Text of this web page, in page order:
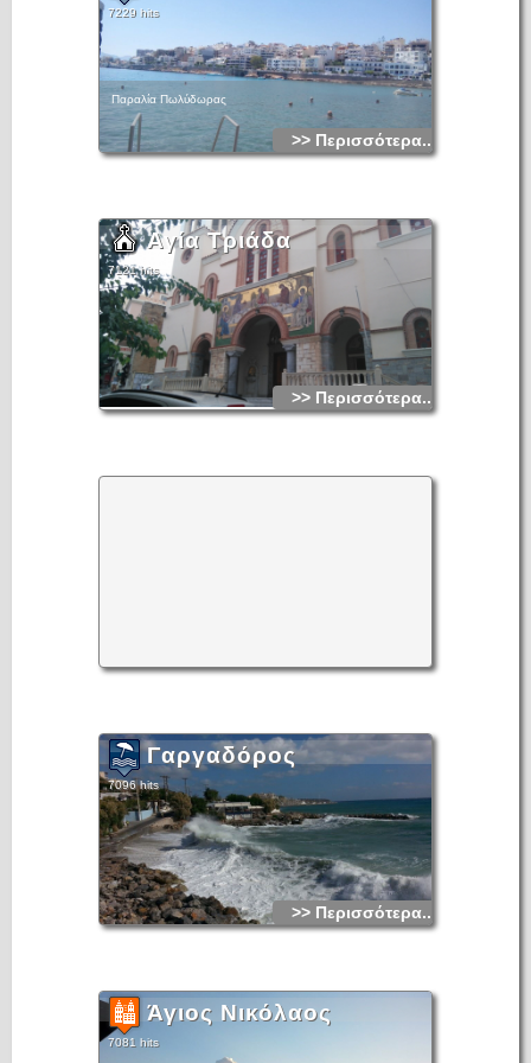
7229 hits
Παραλία Πωλύδωρας
>> Περισσότερα...
Αγία Τριάδα
7121 hits
>> Περισσότερα...
Γαργαδόρος
7096 hits
>> Περισσότερα...
Άγιος Νικόλαος
7081 hits